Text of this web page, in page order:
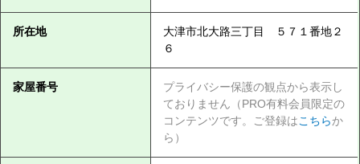
所在地
大津市北大路三丁目 ５７１番地２
６
家屋番号
プライバシー保護の観点から表示し
ておりません（PRO有料会員限定の
コンテンツです。ご登録はこちらか
ら）